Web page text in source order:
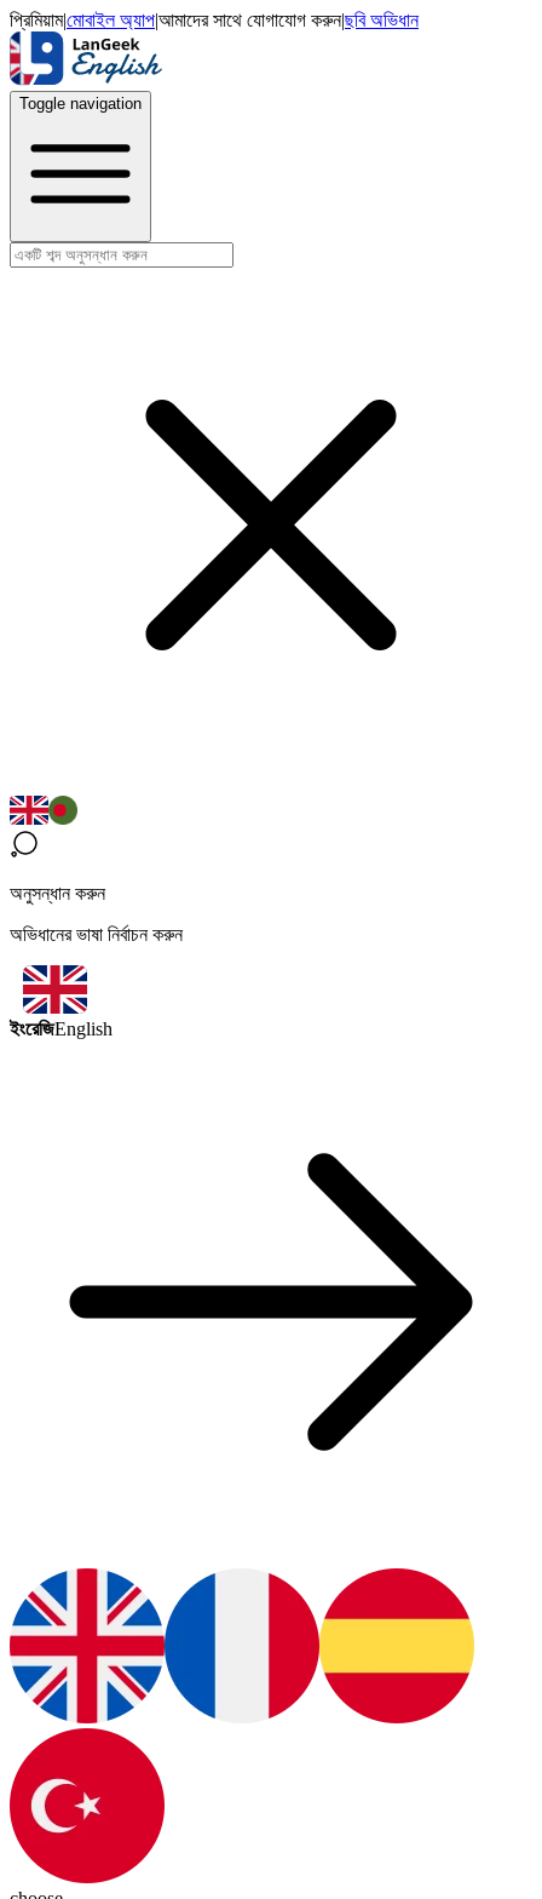
প্রিমিয়াম|মোবাইল অ্যাপ|আমাদের সাথে যোগাযোগ করুন|ছবি অভিধান
Toggle navigation
অনুসন্ধান করুন
অভিধানের ভাষা নির্বাচন করুন
ইংরেজিEnglish